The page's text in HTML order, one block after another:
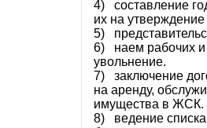
4) составление
их на
5)
6) наем рабочих
увольнение.
7) заключение
на аренду,
имущества в ЖСК.
8) ведение